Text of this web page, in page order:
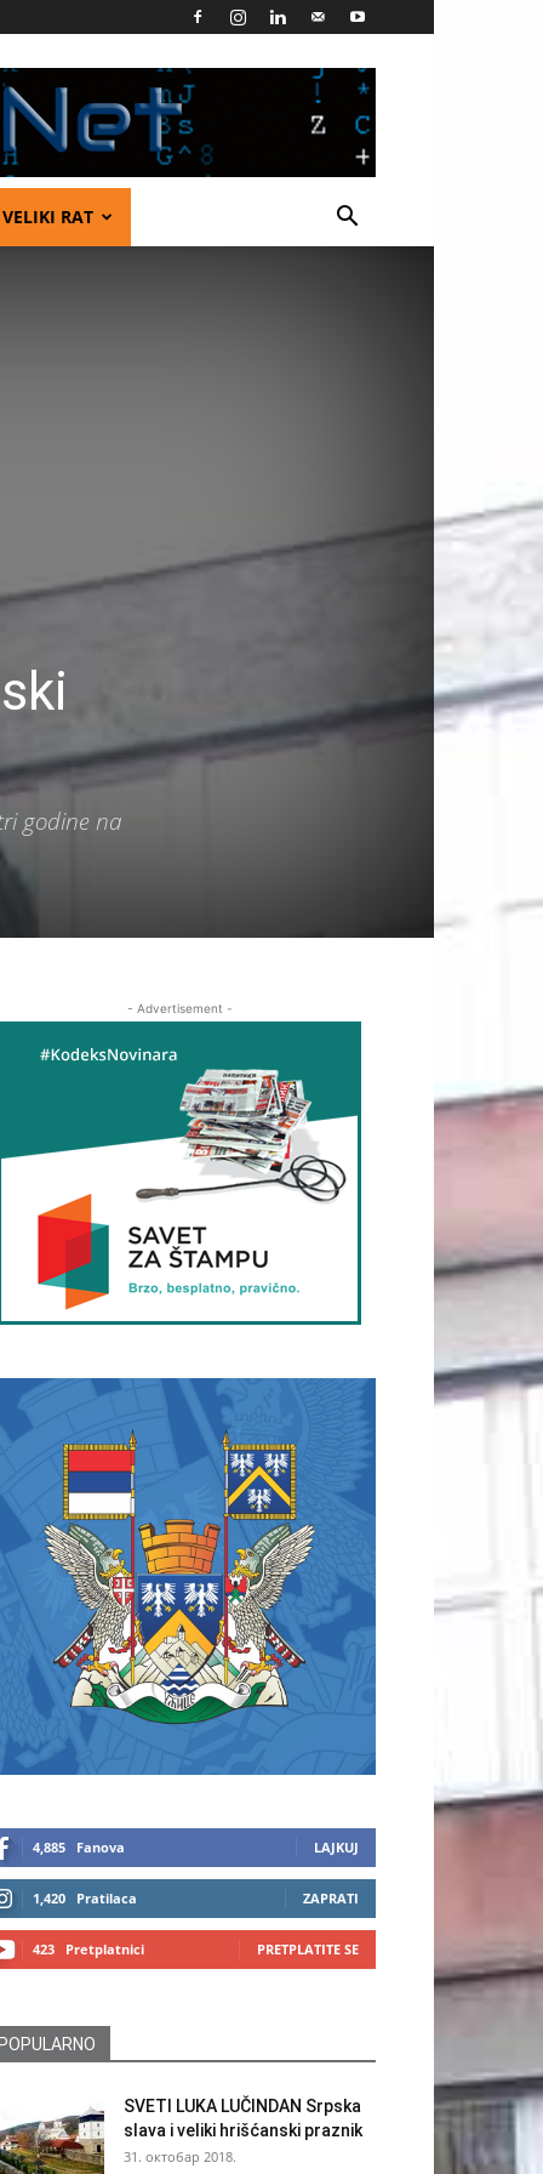
VELIKI RAT
godine na
- Advertisement -
4,885 Fanova LAJKUJ
1,420 Pratilaca ZAPRATI
423 Pretplatnici PRETPLATITE SE
SVETI LUKA LUČINDAN Srpska
slava i veliki hrišćanski praznik
31. октобар 2018.